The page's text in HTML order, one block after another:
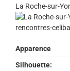
La Roche-sur-
Apparence
Silhouette: